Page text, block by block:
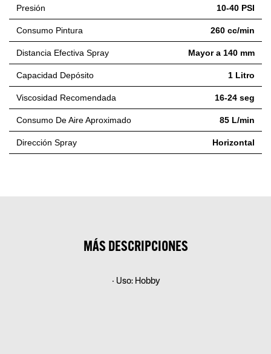
Presión 10-40 PSI
Consumo Pintura 260 cc/min
Distancia Efectiva Spray Mayor a 140 mm
Capacidad Depósito 1 Litro
Viscosidad Recomendada 16-24 seg
Consumo De Aire Aproximado 85 L/min
Dirección Spray Horizontal
MÁS DESCRIPCIONES
• Uso: Hobby